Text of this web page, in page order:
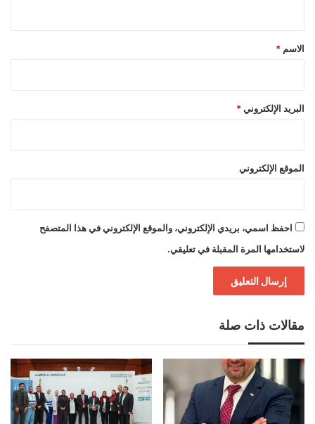
*
الاسم *
البريد الإلكتروني *
الموقع الإلكتروني
احفظ اسمي، بريدي الإلكتروني، والموقع الإلكتروني في هذا المتصفح
لاستخدامها المرة المقبلة في تعليقي.
مقالات ذات صلة